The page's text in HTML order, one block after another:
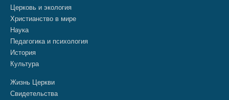
Церковь и экология
Христианство в мире
Наука
Педагогика и психология
История
Культура
Жизнь Церкви
Свидетельства